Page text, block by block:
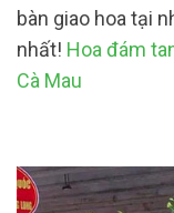
bàn giao hoa tại
nhất! Hoa đám
Cà Mau